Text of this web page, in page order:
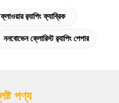
র‌্যাপিং ফ্যাব্রিক
ননবোভেন ফ্লোরিস্ট র‌্যাপিং পেপার
পণ্য